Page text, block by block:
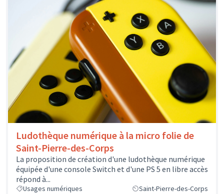
Ludothèque numérique à la micro folie de
Saint-Pierre-des-Corps
La proposition de création d'une ludothèque numérique
équipée d'une console Switch et d'une PS 5 en libre accès
répond à...
Usages numériques Saint-Pierre-des-Corps